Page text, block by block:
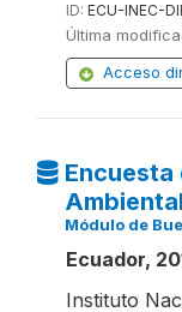
ID: ECU-INEC-
Última
Acceso
Encuesta
Módulo de
Ecuador,
Instituto